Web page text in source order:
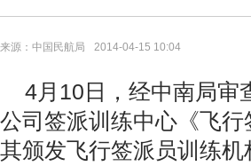
来源：中国民航局 2014-04-15 10:04
4月10日，经中南局审
公司签派训练中心《飞
其颁发飞行签派员训练
盲